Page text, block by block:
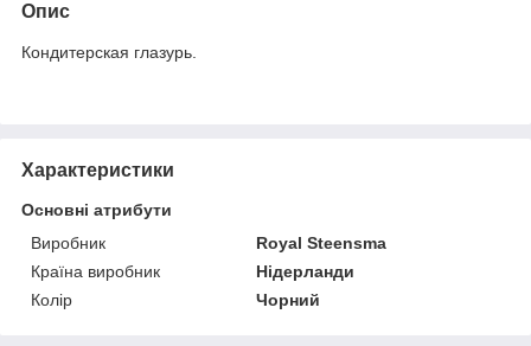
Опис
Кондитерская глазурь.
Характеристики
Основні атрибути
Виробник
Royal Steensma
Країна виробник
Нідерланди
Колір
Чорний